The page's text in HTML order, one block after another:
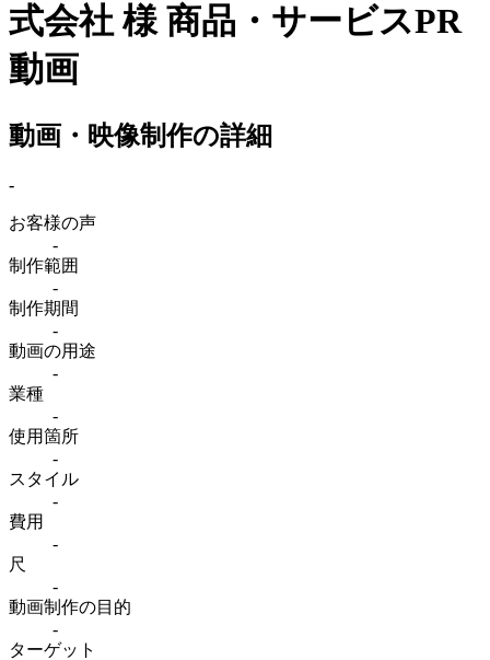
式会社 様 商品・サービスPR
動画
動画・映像制作の詳細
-
お客様の声
-
制作範囲
-
制作期間
-
動画の用途
-
業種
-
使用箇所
-
スタイル
-
費用
-
尺
-
動画制作の目的
-
ターゲット